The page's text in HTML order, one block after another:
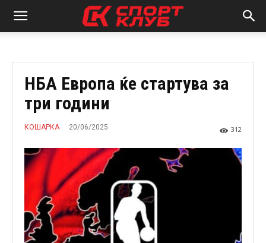
НБА Европа ќе стартува за
три години
КОШАРКА 20/06/2025 312